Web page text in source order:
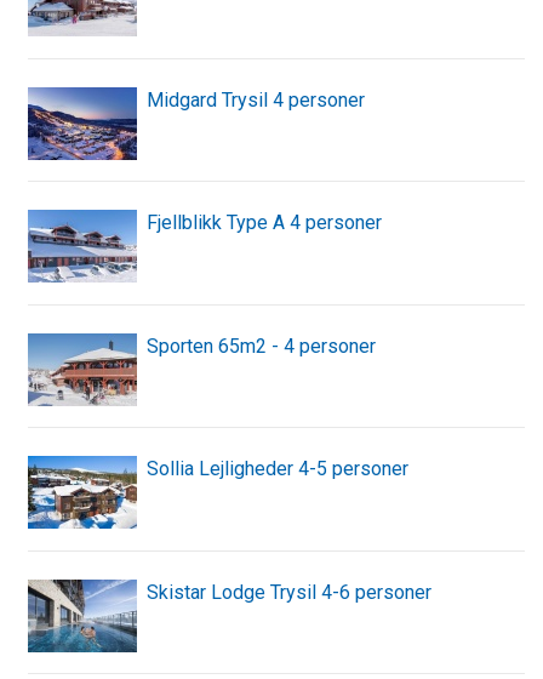
Midgard Trysil 4 personer
Fjellblikk Type A 4 personer
Sporten 65m2 - 4 personer
Sollia Lejligheder 4-5 personer
Skistar Lodge Trysil 4-6 personer